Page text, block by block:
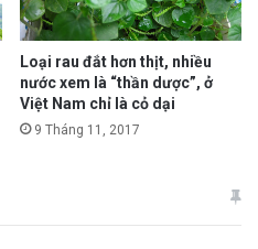
Loại rau đắt hơn thịt, nhiều
nước xem là “thần dược”, ở
Việt Nam chỉ là cỏ dại
9 Tháng 11, 2017